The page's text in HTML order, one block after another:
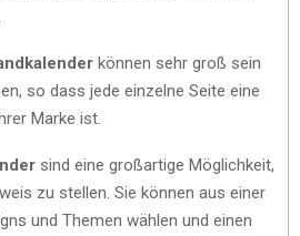
können sehr groß sein
so dass jede einzelne Seite eine
Marke ist.
sind eine großartige Möglichkeit,
zu stellen. Sie können aus einer
und Themen wählen und einen